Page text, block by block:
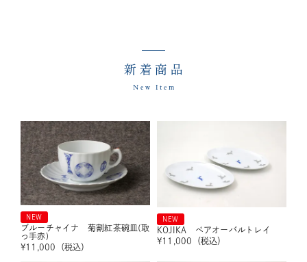
新着商品
New Item
NEW
ブルーチャイナ 菊割紅茶碗皿(取
っ手赤)
¥11,000 （税込）
NEW
KOJIKA ペアオーバルトレイ
¥11,000 （税込）